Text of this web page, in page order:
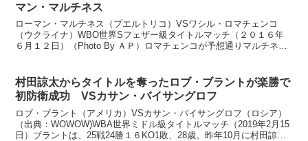
マン・マルチネス
ローマン・マルチネス（プエルトリコ）VSワシル・ロマチェンコ
（ウクライナ）WBO世界Sフェザー級タイトルマッチ（２０１６年
６月１２日）（Photo By ＡＰ）ロマチェンコが予想通りマルチネス
村田諒太からタイトルを奪ったロブ・ブラントが楽勝で
初防衛成功 VSカサン・バイサングロフ
ロブ・ブラント（アメリカ）VSカサン・バイサングロフ（ロシア）
（出典：WOWOW)WBA世界ミドル級タイトルマッチ（2019年2月15
日）ブラントは、25戦24勝１６KO1敗、28歳。昨年10月に村田諒太